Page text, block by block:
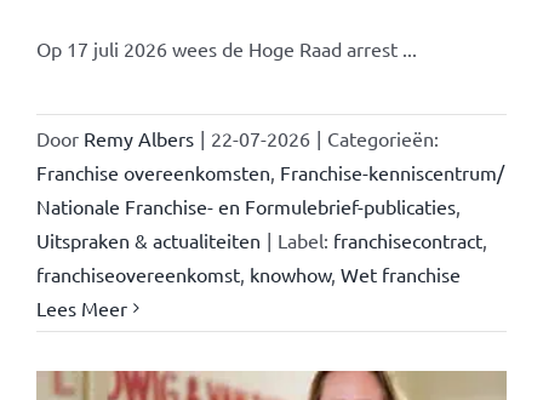
Op 17 juli 2026 wees de Hoge Raad arrest ...
Door Remy Albers | 22-07-2026 | Categorieën:
Franchise overeenkomsten Franchise-kenniscentrum/
Nationale Franchise- en Formulebrief-publicaties,
Uitspraken & actualiteiten | Label: franchisecontract,
franchiseovereenkomst, knowhow, Wet franchise
Lees Meer